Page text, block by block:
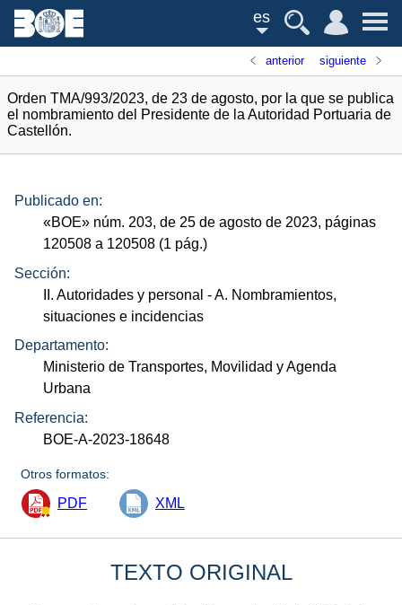
es
anterior siguiente
Orden TMA/993/2023, de 23 de agosto, por la que se publica
el nombramiento del Presidente de la Autoridad Portuaria de
Castellón.
Publicado en:
«BOE» núm. 203, de 25 de agosto de 2023, páginas
120508 a 120508 (1 pág.)
Sección:
II. Autoridades y personal - A. Nombramientos,
situaciones e incidencias
Departamento:
Ministerio de Transportes, Movilidad y Agenda
Urbana
Referencia:
BOE-A-2023-18648
Otros formatos:
PDF XML
TEXTO ORIGINAL